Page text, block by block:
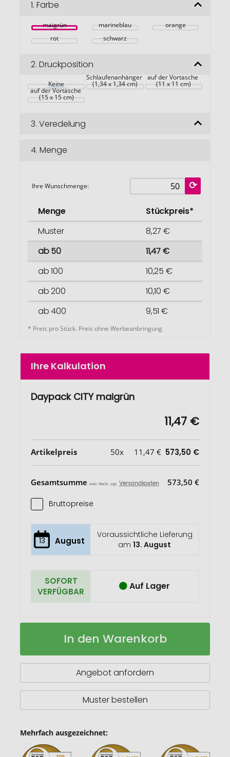
Bildgalerie
1. Farbe
maigrün marineblau
orange
rot
schwarz
2. Druckposition
Keine
Schlaufenanhänger
(1,34 x 1,34 cm)
auf der Vortasche
(11 x 11 cm)
auf der Vortasche
(15 x 15 cm)
3. Veredelung
4. Menge
Ihre Wunschmenge:
Menge
Stückpreis*
Muster
8,27 €
ab 50
11,47 €
ab 100
10,25 €
ab 200
10,10 €
ab 400
9,51 €
* Preis pro Stück. Preis ohne Werbeanbringung
Ihre Kalkulation
Daypack CITY maigrün
11,47 €
Artikelpreis 50x 11,47 € 573,50 €
Gesamtsumme exkl. MwSt. zzgl. Versandkosten 573,50 €
Bruttopreise
13 August
Voraussichtliche Lieferung
am13. August
SOFORT
VERFÜGBAR
Auf Lager
Daypack
Auf
In den Warenkorb
Angebot anfordern
Muster bestellen
Mehrfach ausgezeichnet: